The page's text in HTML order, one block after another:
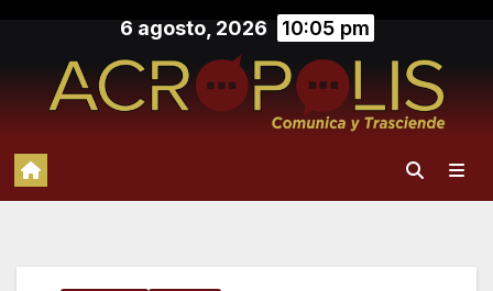
contenido
6 agosto, 2026 10:05 pm